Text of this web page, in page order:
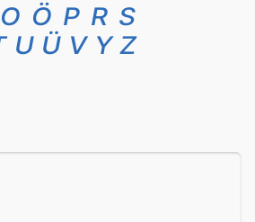
O Ö P R S
U Ü V Y Z